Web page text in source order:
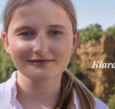
Cultura 9 Agosto 2026
Il Montevarchi affronta